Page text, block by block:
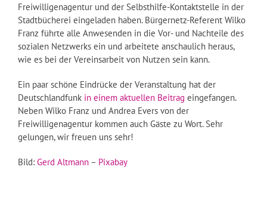
Freiwilligenagentur und der Selbsthilfe-Kontaktstelle in der
Stadtbücherei eingeladen haben. Bürgernetz-Referent Wilko
Franz führte alle Anwesenden in die Vor- und Nachteile des
sozialen Netzwerks ein und arbeitete anschaulich heraus,
wie es bei der Vereinsarbeit von Nutzen sein kann.
Ein paar schöne Eindrücke der Veranstaltung hat der
Deutschlandfunk in einem aktuellen Beitrag eingefangen.
Neben Wilko Franz und Andrea Evers von der
Freiwilligenagentur kommen auch Gäste zu Wort. Sehr
gelungen, wir freuen uns sehr!
Bild: Gerd Altmann – Pixabay